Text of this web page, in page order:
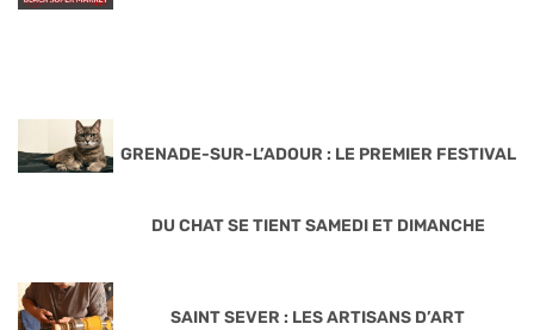
GRENADE-SUR-L’ADOUR : LE PREMIER FESTIVAL
DU CHAT SE TIENT SAMEDI ET DIMANCHE
SAINT SEVER : LES ARTISANS D’ART